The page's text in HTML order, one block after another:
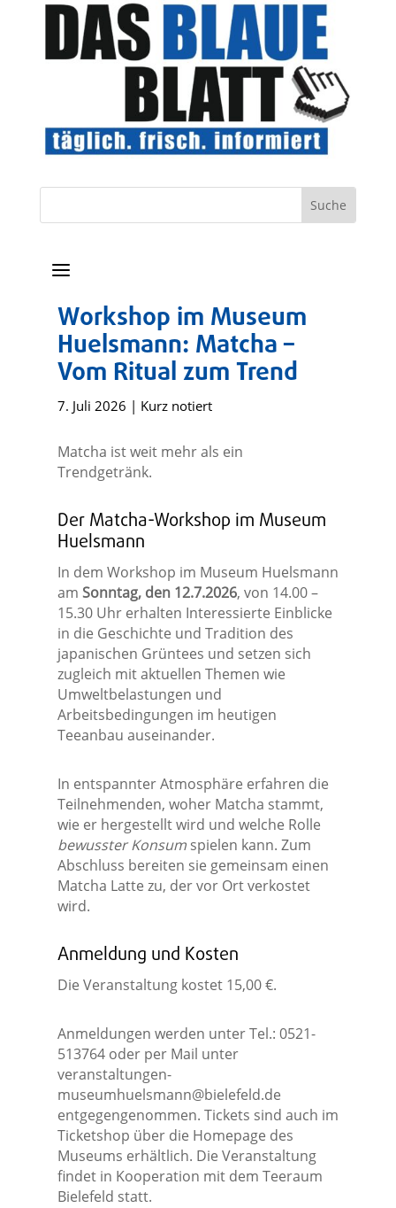
a
Workshop im Museum
Huelsmann: Matcha –
Vom Ritual zum Trend
7. Juli 2026 | Kurz notiert
Matcha ist weit mehr als ein
Trendgetränk.
Der Matcha-Workshop im Museum
Huelsmann
In dem Workshop im Museum Huelsmann
am Sonntag, den 12.7.2026, von 14.00 –
15.30 Uhr erhalten Interessierte Einblicke
in die Geschichte und Tradition des
japanischen Grüntees und setzen sich
zugleich mit aktuellen Themen wie
Umweltbelastungen und
Arbeitsbedingungen im heutigen
Teeanbau auseinander.
In entspannter Atmosphäre erfahren die
Teilnehmenden, woher Matcha stammt,
wie er hergestellt wird und welche Rolle
bewusster Konsumspielen kann. Zum
Abschluss bereiten sie gemeinsam einen
Matcha Latte zu, der vor Ort verkostet
wird.
Anmeldung und Kosten
Die Veranstaltung kostet 15,00 €.
Anmeldungen werden unter Tel.: 0521-
513764 oder per Mail unter
veranstaltungen-
museumhuelsmann@bielefeld.de
entgegengenommen. Tickets sind auch im
Ticketshop über die Homepage des
Museums erhältlich. Die Veranstaltung
findet in Kooperation mit dem Teeraum
Bielefeld statt.